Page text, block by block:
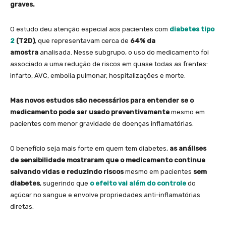
graves.
O estudo deu atenção especial aos pacientes com diabetes tipo
2 (T2D), que representavam cerca de 64% da
amostra analisada. Nesse subgrupo, o uso do medicamento foi
associado a uma redução de riscos em quase todas as frentes:
infarto, AVC, embolia pulmonar, hospitalizações e morte.
Mas novos estudos são necessários para entender se o
medicamento pode ser usado preventivamente mesmo em
pacientes com menor gravidade de doenças inflamatórias.
O benefício seja mais forte em quem tem diabetes, as análises
de sensibilidade mostraram que o medicamento continua
salvando vidas e reduzindo riscosmesmo em pacientes sem
diabetes, sugerindo que o efeito vai além do controle do
açúcar no sangue e envolve propriedades anti-inflamatórias
diretas.